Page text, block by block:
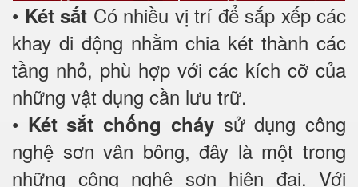
• Két sắt Có nhiều vị trí để sắp xếp các
khay di động nhằm chia két thành các
tầng nhỏ, phù hợp với các kích cỡ của
những vật dụng cần lưu trữ.
• Két sắt chống cháysử dụng công
nghệ sơn vân bông, đây là một trong
những công nghệ sơn hiện đại. Với